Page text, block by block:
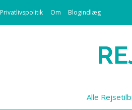
Privatlivspolitik Om Blogindlæg
Alle